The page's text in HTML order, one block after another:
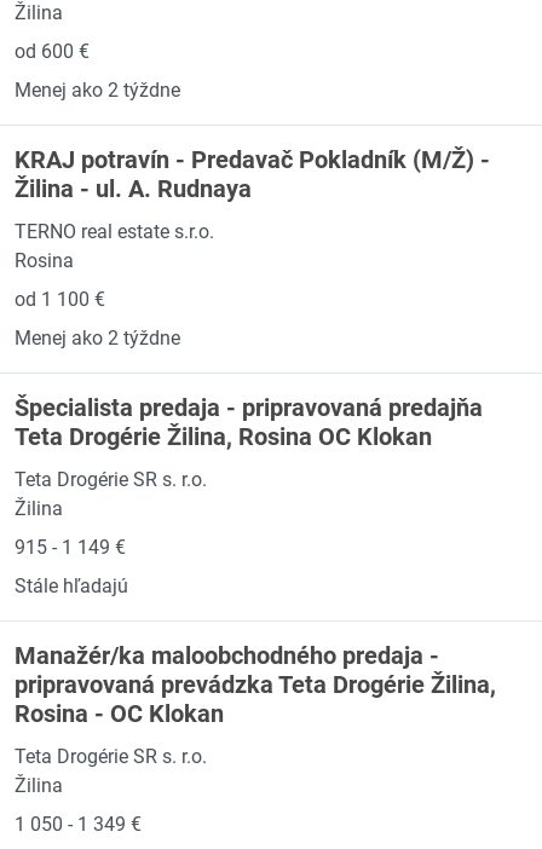
Žilina
od 600 €
Menej ako 2 týždne
KRAJ potravín - Predavač Pokladník (M/Ž) -
Žilina - ul. A. Rudnaya
TERNO real estate s.r.o.
Rosina
od 1 100 €
Menej ako 2 týždne
Špecialista predaja - pripravovaná predajňa
Teta Drogérie Žilina, Rosina OC Klokan
Teta Drogérie SR s. r.o.
Žilina
915 - 1 149 €
Stále hľadajú
Manažér/ka maloobchodného predaja -
pripravovaná prevádzka Teta Drogérie Žilina,
Rosina - OC Klokan
Teta Drogérie SR s. r.o.
Žilina
1 050 - 1 349 €